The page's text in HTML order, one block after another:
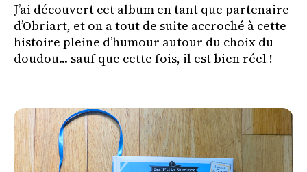
J’ai découvert cet album en tant que partenaire
d’Obriart, et on a tout de suite accroché à cette
histoire pleine d’humour autour du choix du
doudou... sauf que cette fois, il est bien réel !